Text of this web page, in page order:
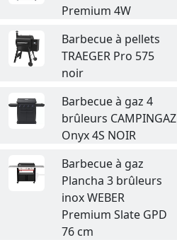
Premium 4W
Barbecue à pellets
TRAEGER Pro 575
noir
Barbecue à gaz 4
brûleurs CAMPINGAZ
Onyx 4S NOIR
Barbecue à gaz
Plancha 3 brûleurs
inox WEBER
Premium Slate GPD
76 cm